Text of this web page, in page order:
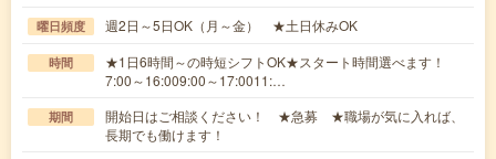
曜日頻度 週2日～5日OK（月～金） ★土日休みOK
時間
★1日6時間～の時短シフトOK★スタート時間選べます！
7:00～16:009:00～17:0011:…
期間
開始日はご相談ください！ ★急募 ★職場が気に入れば、
長期でも働けます！